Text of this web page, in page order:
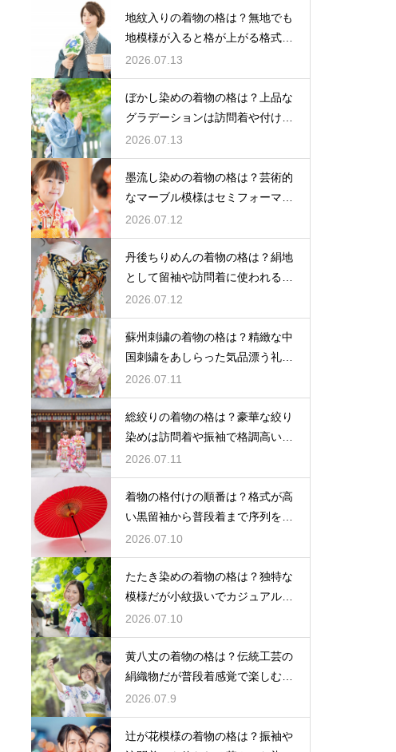
地紋入りの着物の格は？無地でも
地模様が入ると格が上がる格式を
解説
2026.07.13
ぼかし染めの着物の格は？上品な
グラデーションは訪問着や付け下
げで格調アップ
2026.07.13
墨流し染めの着物の格は？芸術的
なマーブル模様はセミフォーマル
な装いにも映える
2026.07.12
丹後ちりめんの着物の格は？絹地
として留袖や訪問着に使われる高
級素材
2026.07.12
蘇州刺繍の着物の格は？精緻な中
国刺繍をあしらった気品漂う礼装
着
2026.07.11
総絞りの着物の格は？豪華な絞り
染めは訪問着や振袖で格調高い印
象に
2026.07.11
着物の格付けの順番は？格式が高
い黒留袖から普段着まで序列を解
説
2026.07.10
たたき染めの着物の格は？独特な
模様だが小紋扱いでカジュアルに
着こなす
2026.07.10
黄八丈の着物の格は？伝統工芸の
絹織物だが普段着感覚で楽しむお
しゃれ着
2026.07.9
辻が花模様の着物の格は？振袖や